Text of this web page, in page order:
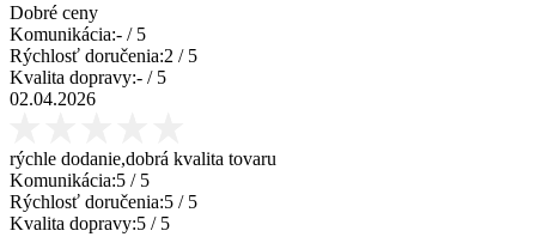
Dobré ceny
Komunikácia:- / 5
Rýchlosť doručenia:2 / 5
Kvalita dopravy:- / 5
02.04.2026
rýchle dodanie,dobrá kvalita tovaru
Komunikácia:5 / 5
Rýchlosť doručenia:5 / 5
Kvalita dopravy:5 / 5